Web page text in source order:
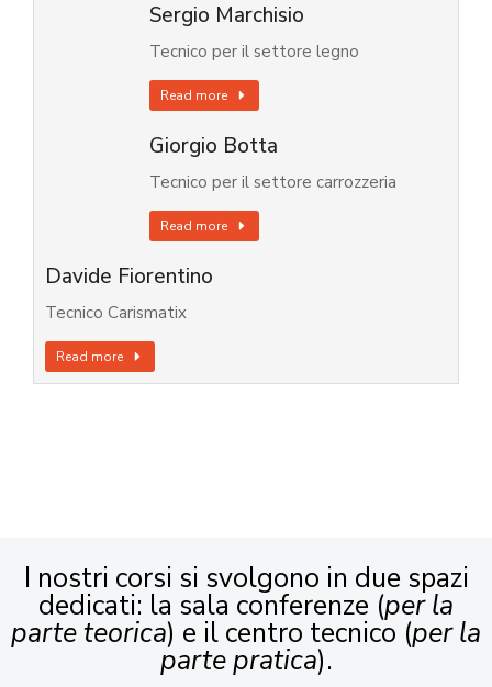
Sergio Marchisio
Tecnico per il settore legno
Read more
Giorgio Botta
Tecnico per il settore carrozzeria
Read more
Davide Fiorentino
Tecnico Carismatix
Read more
I nostri corsi si svolgono in due spazi
dedicati: la sala conferenze (per la
parte teorica) e il centro tecnico (per la
parte pratica).